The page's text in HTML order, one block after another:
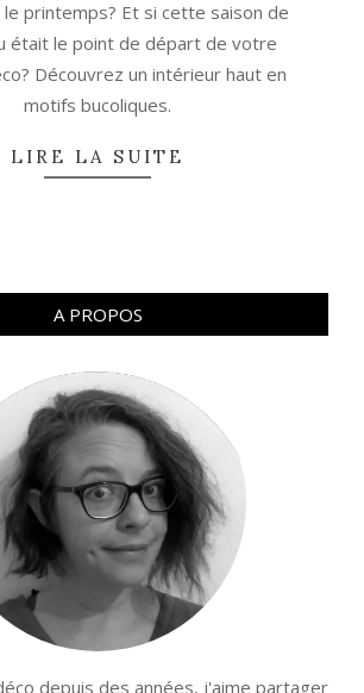
le printemps? Et si cette saison de
était le point de départ de votre
Découvrez un intérieur haut en
motifs bucoliques.
LIRE LA SUITE
A PROPOS
depuis des années, j'aime partager